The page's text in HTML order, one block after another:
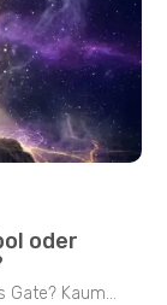
oder
Kaum...